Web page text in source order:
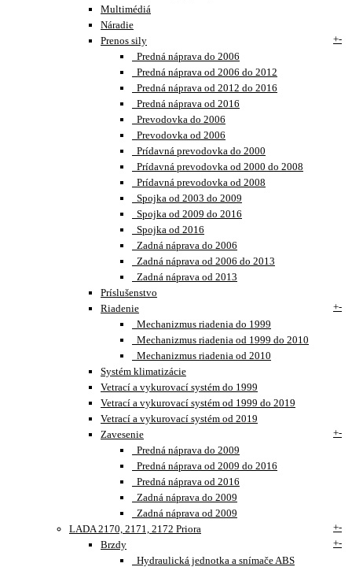
Multimédiá
Náradie
Prenos sily
+-
Predná náprava do 2006
Predná náprava od 2006 do 2012
Predná náprava od 2012 do 2016
Predná náprava od 2016
Prevodovka do 2006
Prevodovka od 2006
Prídavná prevodovka do 2000
Prídavná prevodovka od 2000 do 2008
Prídavná prevodovka od 2008
Spojka od 2003 do 2009
Spojka od 2009 do 2016
Spojka od 2016
Zadná náprava do 2006
Zadná náprava od 2006 do 2013
Zadná náprava od 2013
Príslušenstvo
Riadenie
+-
Mechanizmus riadenia do 1999
Mechanizmus riadenia od 1999 do 2010
Mechanizmus riadenia od 2010
Systém klimatizácie
Vetrací a vykurovací systém do 1999
Vetrací a vykurovací systém od 1999 do 2019
Vetrací a vykurovací systém od 2019
Zavesenie
+-
Predná náprava do 2009
Predná náprava od 2009 do 2016
Predná náprava od 2016
Zadná náprava do 2009
Zadná náprava od 2009
LADA 2170, 2171, 2172 Priora
+-
Brzdy
+-
Hydraulická jednotka a snímače ABS